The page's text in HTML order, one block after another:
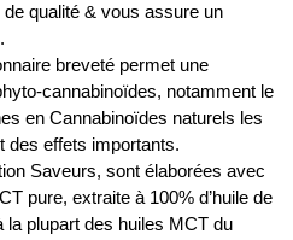
de qualité & vous assure un
breveté permet une
cannabinoïdes, notamment le
en Cannabinoïdes naturels les
des effets importants.
Saveurs, sont élaborées avec
pure, extraite à 100% d’huile de
plupart des huiles MCT du